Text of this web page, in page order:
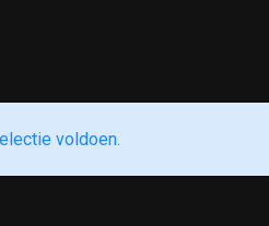
voldoen.